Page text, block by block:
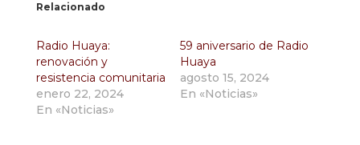
Relacionado
Radio Huaya:
renovación y
resistencia comunitaria
enero 22, 2024
En «Noticias»
59 aniversario de Radio
Huaya
agosto 15, 2024
En «Noticias»